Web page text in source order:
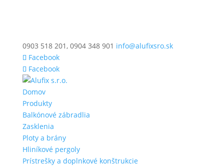
0903 518 201, 0904 348 901 info@alufixsro.sk
Facebook
Facebook
Domov
Produkty
Balkónové zábradlia
Zasklenia
Ploty a brány
Hliníkové pergoly
Prístrešky a doplnkové konštrukcie